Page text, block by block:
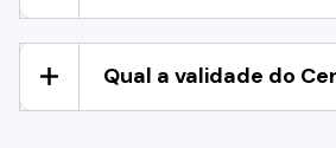
Qual a validade do